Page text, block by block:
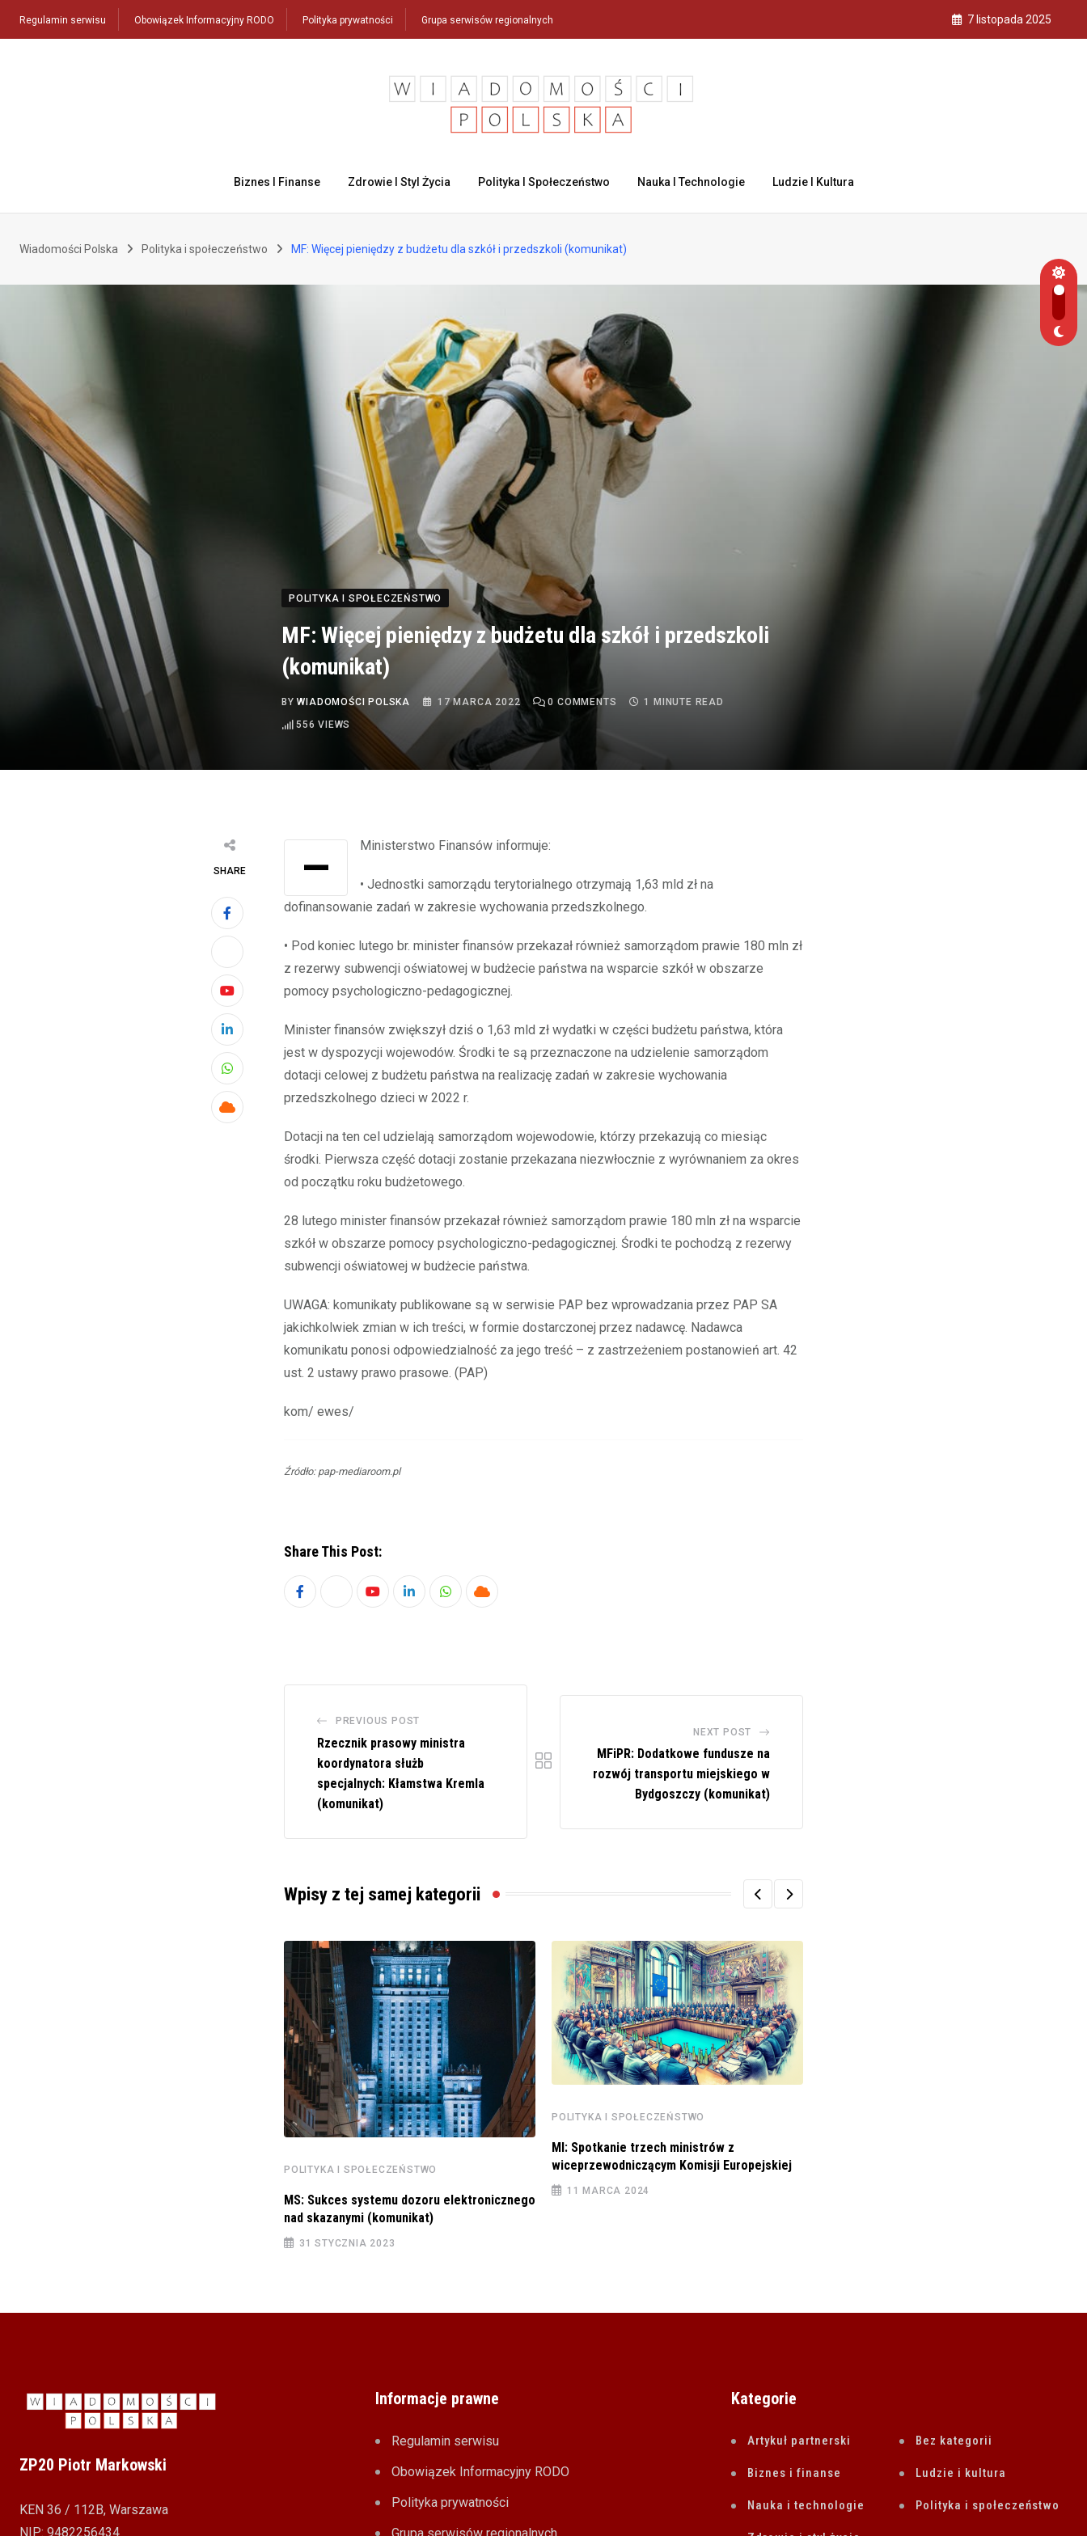
Regulamin serwisu Obowiązek Informacyjny RODO Polityka prywatności Grupa serwisów regionalnych 7 listopada 2025
Biznes I Finanse Zdrowie I Styl Życia Polityka I Społeczeństwo Nauka I Technologie Ludzie I Kultura
Wiadomości Polska Polityka i społeczeństwo MF: Więcej pieniędzy z budżetu dla szkół i przedszkoli (komunikat)
POLITYKA I SPOŁECZEŃSTWO
MF: Więcej pieniędzy z budżetu dla szkół i przedszkoli
(komunikat)
BYWIADOMOŚCI POLSKA 17 MARCA 2022 0 COMMENTS
1 MINUTE READ
556 VIEWS
SHARE
Youtube
LinkedIn
Whatsapp
Cloud
– Ministerstwo Finansów informuje:
• Jednostki samorządu terytorialnego otrzymają 1,63 mld zł na
dofinansowanie zadań w zakresie wychowania przedszkolnego.
• Pod koniec lutego br. minister finansów przekazał również samorządom prawie 180 mln zł
z rezerwy subwencji oświatowej w budżecie państwa na wsparcie szkół w obszarze
pomocy psychologiczno-pedagogicznej.
Minister finansów zwiększył dziś o 1,63 mld zł wydatki w części budżetu państwa, która
jest w dyspozycji wojewodów. Środki te są przeznaczone na udzielenie samorządom
dotacji celowej z budżetu państwa na realizację zadań w zakresie wychowania
przedszkolnego dzieci w 2022 r.
Dotacji na ten cel udzielają samorządom wojewodowie, którzy przekazują co miesiąc
środki. Pierwsza część dotacji zostanie przekazana niezwłocznie z wyrównaniem za okres
od początku roku budżetowego.
28 lutego minister finansów przekazał również samorządom prawie 180 mln zł na wsparcie
szkół w obszarze pomocy psychologiczno-pedagogicznej. Środki te pochodzą z rezerwy
subwencji oświatowej w budżecie państwa.
UWAGA: komunikaty publikowane są w serwisie PAP bez wprowadzania przez PAP SA
jakichkolwiek zmian w ich treści, w formie dostarczonej przez nadawcę. Nadawca
komunikatu ponosi odpowiedzialność za jego treść – z zastrzeżeniem postanowień art. 42
ust. 2 ustawy prawo prasowe. (PAP)
kom/ ewes/
Źródło: pap-mediaroom.pl
Share This Post:
YoutubeLinkedInWhatsapp
Cloud
PREVIOUS POST
Rzecznik prasowy ministra
koordynatora służb
specjalnych: Kłamstwa Kremla
(komunikat)
NEXT POST
MFiPR: Dodatkowe fundusze na
rozwój transportu miejskiego w
Bydgoszczy (komunikat)
Wpisy z tej samej kategorii
POLITYKA I SPOŁECZEŃSTWO
MS: Sukces systemu dozoru elektronicznego
nad skazanymi (komunikat)
31 STYCZNIA 2023
POLITYKA I SPOŁECZEŃSTWO
MI: Spotkanie trzech ministrów z
wiceprzewodniczącym Komisji Europejskiej
11 MARCA 2024
ZP20 Piotr Markowski
KEN 36 / 112B, Warszawa
NIP: 9482256434
Informacje prawne
Regulamin serwisu
Obowiązek Informacyjny RODO
Polityka prywatności
Kategorie
Artykuł partnerski Bez kategorii
Biznes i finanse Ludzie i kultura
Nauka i technologie Polityka i społeczeństwo